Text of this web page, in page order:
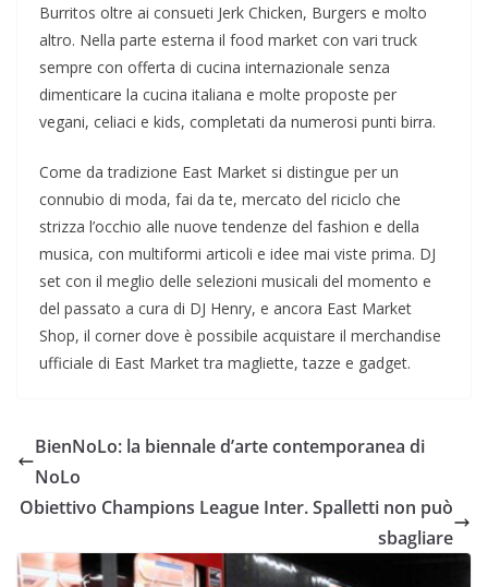
Burritos oltre ai consueti Jerk Chicken, Burgers e molto
altro. Nella parte esterna il food market con vari truck
sempre con offerta di cucina internazionale senza
dimenticare la cucina italiana e molte proposte per
vegani, celiaci e kids, completati da numerosi punti birra.
Come da tradizione East Market si distingue per un
connubio di moda, fai da te, mercato del riciclo che
strizza l’occhio alle nuove tendenze del fashion e della
musica, con multiformi articoli e idee mai viste prima. DJ
set con il meglio delle selezioni musicali del momento e
del passato a cura di DJ Henry, e ancora East Market
Shop, il corner dove è possibile acquistare il merchandise
ufficiale di East Market tra magliette, tazze e gadget.
BienNoLo: la biennale d’arte contemporanea di
NoLo
Obiettivo Champions League Inter. Spalletti non può
sbagliare